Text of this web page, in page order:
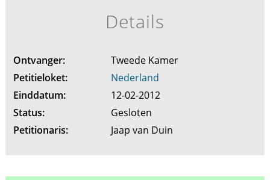
Details
Ontvanger:
Tweede Kamer
Petitieloket:
Nederland
Einddatum:
12-02-2012
Status:
Gesloten
Petitionaris:
Jaap van Duin